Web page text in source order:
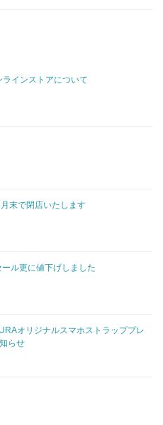
インストアについて
末で閉店いたします
ル更に値下げしました
オリジナルスマホストラッププレ
らせ